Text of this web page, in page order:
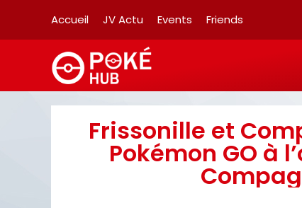
Accueil JV Actu Events Friends
Frissonille et
Pokémon GO à